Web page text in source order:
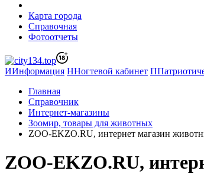
Карта города
Справочная
Фотоотчеты
ИИнформация ННогтевой кабинет П
Главная
Справочник
Интернет-магазины
Зоомир, товары для животных
ZOO-EKZO.RU, интернет магазин
ZOO-EKZO.RU,